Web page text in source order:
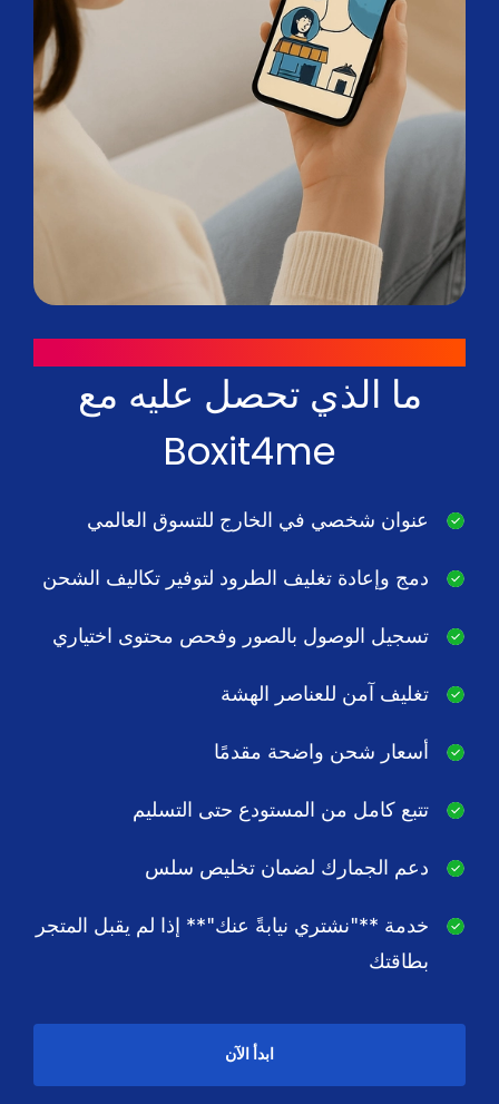
ما الذي تحصل عليه مع
Boxit4me
عنوان شخصي في الخارج للتسوق العالمي
دمج وإعادة تغليف الطرود لتوفير تكاليف الشحن
تسجيل الوصول بالصور وفحص محتوى اختياري
تغليف آمن للعناصر الهشة
أسعار شحن واضحة مقدمًا
تتبع كامل من المستودع حتى التسليم
دعم الجمارك لضمان تخليص سلس
خدمة **"نشتري نيابةً عنك"** إذا لم يقبل المتجر
بطاقتك
ابدأ الآن